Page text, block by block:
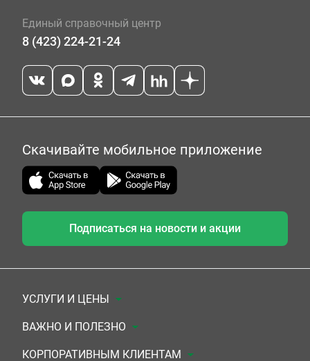
Единый справочный центр
8 (423) 224-21-24
Скачивайте мобильное приложение
Подписаться на новости и акции
УСЛУГИ И ЦЕНЫ
Анализы
Комплексы
ВАЖНО И ПОЛЕЗНО
Документы для заключения договора
КОРПОРАТИВНЫМ КЛИЕНТАМ